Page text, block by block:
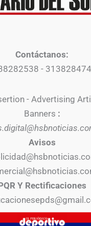
Contáctanos:
-
- Advertising
Banners :
Avisos
Y Rectificaciones